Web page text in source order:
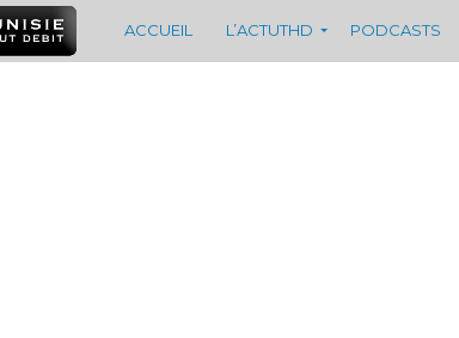
ACCUEIL L’ACTUTHD PODCASTS